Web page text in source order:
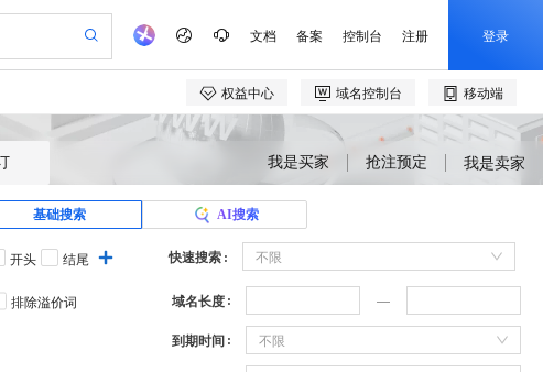
我是买家 抢注预定 我是卖家
基础搜索 AI搜索
开头 结尾 快速搜索 不限
排除溢价词 域名长度
到期时间 不限